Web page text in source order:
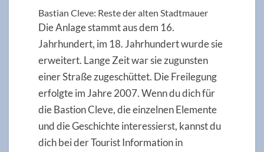
Bastian Cleve: Reste der alten Stadtmauer
Die Anlage stammt aus dem 16.
Jahrhundert, im 18. Jahrhundert wurde sie
erweitert. Lange Zeit war sie zugunsten
einer Straße zugeschüttet. Die Freilegung
erfolgte im Jahre 2007. Wenn du dich für
die Bastion Cleve, die einzelnen Elemente
und die Geschichte interessierst, kannst du
dich bei der Tourist Information in